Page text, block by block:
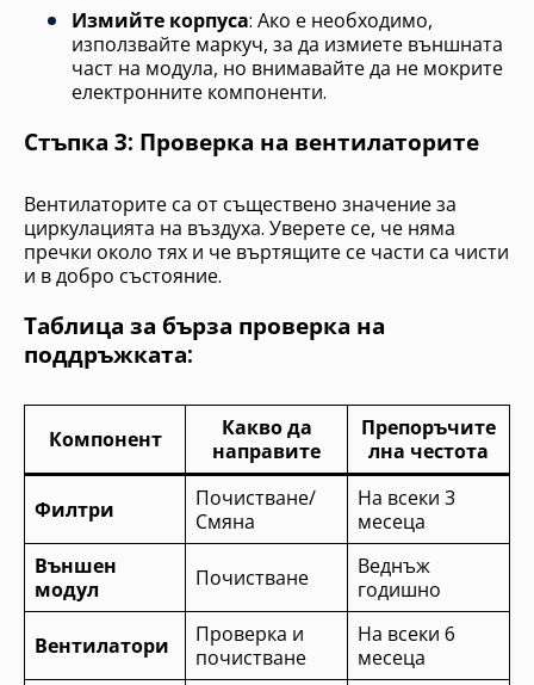
Измийте корпуса: Ако е необходимо,
използвайте маркуч, за да измиете външната
част на модула, но внимавайте да не мокрите
електронните компоненти.
Стъпка 3: Проверка на вентилаторите
Вентилаторите са от съществено значение за
циркулацията на въздуха. Уверете се, че няма
пречки около тях и че въртящите се части са чисти
и в добро състояние.
Таблица за бърза проверка на
поддръжката:
Компонент
Какво да
направите
Препоръчите
лна честота
Филтри
Почистване/
Смяна
На всеки 3
месеца
Външен
модул
Почистване
Веднъж
годишно
Вентилатори
Проверка и
почистване
На всеки 6
месеца